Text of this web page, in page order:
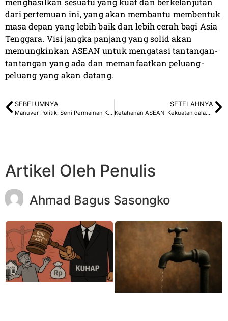
dari pertemuan ini, yang akan membantu membentuk
masa depan yang lebih baik dan lebih cerah bagi Asia
Tenggara. Visi jangka panjang yang solid akan
memungkinkan ASEAN untuk mengatasi tantangan-
tantangan yang ada dan memanfaatkan peluang-
peluang yang akan datang.
SEBELUMNYA
Manuver Politik: Seni Permainan Kekuasaan
SETELAHNYA
Ketahanan ASEAN: Kekuatan dalam Menghadapi Tantangan Zaman
Artikel Oleh Penulis
Ahmad Bagus Sasongko